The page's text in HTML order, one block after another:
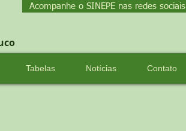
Acompanhe o SINEPE nas redes sociais
Tabelas Notícias Contato